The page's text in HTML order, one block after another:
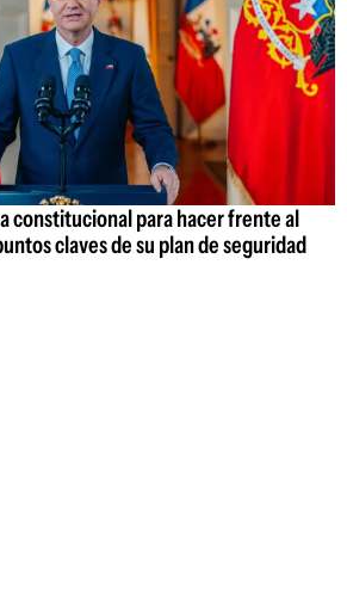
constitucional para hacer frente al
claves de su plan de seguridad